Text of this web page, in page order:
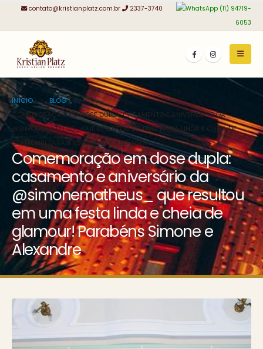
contato@kristianplatz.com.br 2337-3740
(11) 94719-
6053
INÍCIO
BLOG
COMEMORAÇÃO EM DOSE DUPLA: CASAMENTO E ANIVERSÁRIO DA
@SIMONEMATHEUS_ QUE RESULTOU EM UMA FESTA LINDA E CHEIA DE
GLAMOUR! PARABÉNS SIMONE E ALEXANDRE
Comemoração em dose dupla:
casamento e aniversário da
@simonematheus_ que resultou
em uma festa linda e cheia de
glamour! Parabéns Simone e
Alexandre